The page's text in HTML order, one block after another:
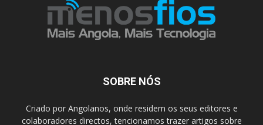
SOBRE NÓS
Criado por Angolanos, onde residem os seus editores e
colaboradores directos, tencionamos trazer artigos sobre